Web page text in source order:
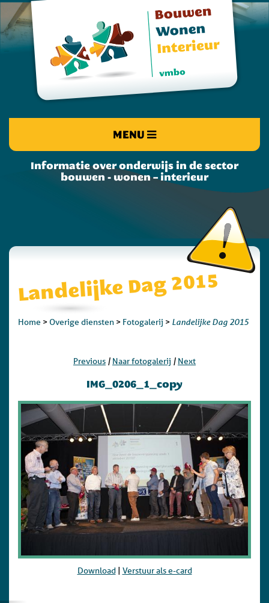
MENU
Informatie over onderwijs in de sector
bouwen - wonen – interieur
Landelijke Dag 2015
Home > Overige diensten > Fotogalerij > Landelijke Dag 2015
Previous | Naar fotogalerij | Next
IMG_0206_1_copy
Download| Verstuur als e-card